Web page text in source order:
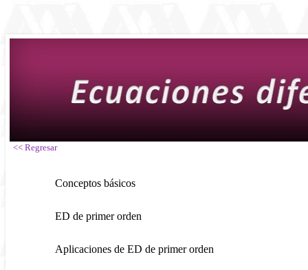
<< Regresar
Conceptos básicos
ED de primer orden
Aplicaciones de ED de primer orden